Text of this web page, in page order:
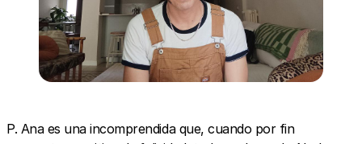
P. Ana es una incomprendida que, cuando por fin